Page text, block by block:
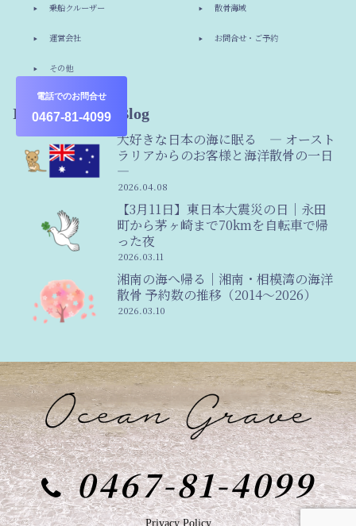
電話でのお問合せ
0467-81-4099
乗船クルーザー 散骨海域
運営会社 お問合せ・ご予約
その他
Information & Blog
大好きな日本の海に眠る ― オースト
ラリアからのお客様と海洋散骨の一日
―
2026.04.08
【3月11日】東日本大震災の日｜永田
町から茅ヶ崎まで70kmを自転車で帰
った夜
2026.03.11
湘南の海へ帰る｜湘南・相模湾の海洋
散骨 予約数の推移（2014〜2026）
2026.03.10
0467-81-4099
Privacy Policy